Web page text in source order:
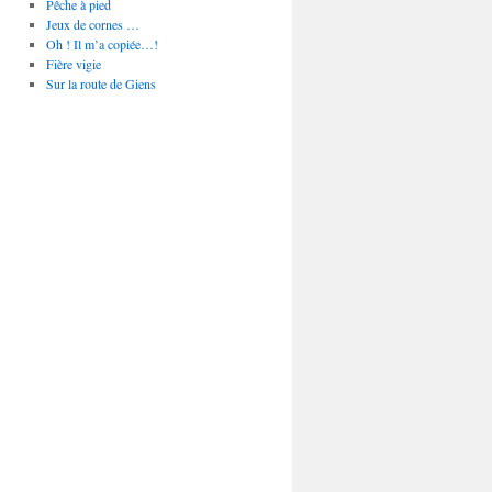
Pêche à pied
Jeux de cornes …
Oh ! Il m’a copiée…!
Fière vigie
Sur la route de Giens